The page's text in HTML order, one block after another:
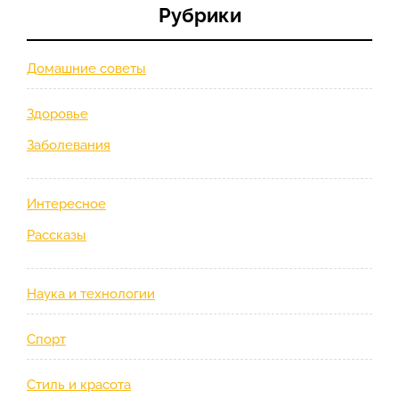
Рубрики
Домашние советы
Здоровье
Заболевания
Интересное
Рассказы
Наука и технологии
Спорт
Стиль и красота